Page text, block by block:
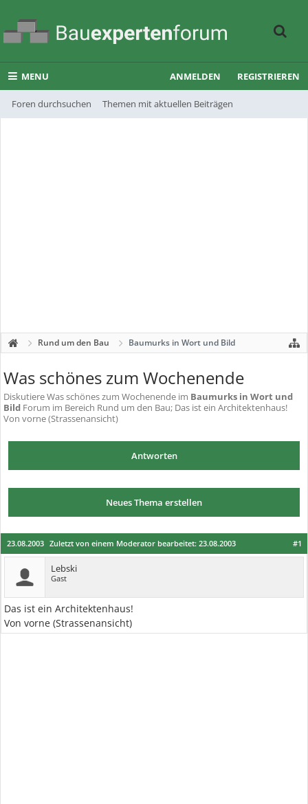
MENU
Foren durchsuchen Themen mit aktuellen Beiträgen
ANMELDEN REGISTRIEREN
Rund um den Bau Baumurks in Wort und Bild
Was schönes zum Wochenende
DiskutiereWas schönes zum Wochenende im Baumurks in Wort und
Bild Forum im Bereich Rund um den Bau; Das ist ein Architektenhaus!
Von vorne (Strassenansicht)
Antworten
Neues Thema erstellen
#1
23.08.2003 Zuletzt von einem Moderator bearbeitet: 23.08.2003
Lebski
Gast
Das ist ein Architektenhaus!
Von vorne (Strassenansicht)